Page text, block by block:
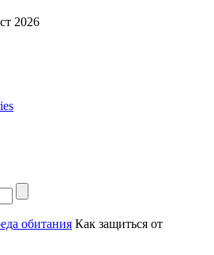
2026
обитания Как защиться от